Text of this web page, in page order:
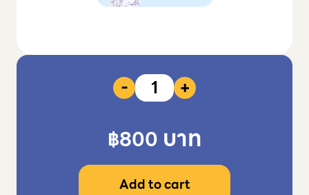
- +
฿800 บาท
Add to cart